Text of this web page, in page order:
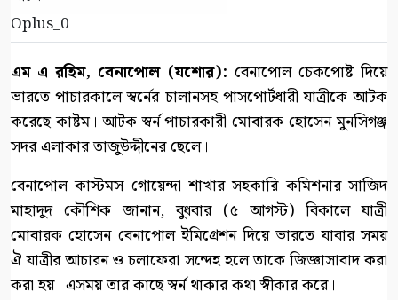
Oplus_0
এম এ রহিম, বেনাপোল (যশোর): বেনাপোল চেকপোষ্ট দিয়ে
ভারতে পাচারকালে স্বর্নের চালানসহ পাসপোর্টধারী যাত্রীকে আটক
করেছে কাষ্টম। আটক স্বর্ন পাচারকারী মোবারক হোসেন মুনসিগঞ্জ
সদর এলাকার তাজুউদ্দীনের ছেলে।
বেনাপোল কাস্টমস গোয়েন্দা শাখার সহকারি কমিশনার সাজিদ
মাহাদুদ কৌশিক জানান, বুধবার (৫ আগস্ট) বিকালে যাত্রী
মোবারক হোসেন বেনাপোল ইমিগ্রেশন দিয়ে ভারতে যাবার সময়
ঐ যাত্রীর আচারন ও চলাফেরা সন্দেহ হলে তাকে জিজ্ঞাসাবাদ করা
করা হয়। এসময় তার কাছে স্বর্ন থাকার কথা স্বীকার করে।